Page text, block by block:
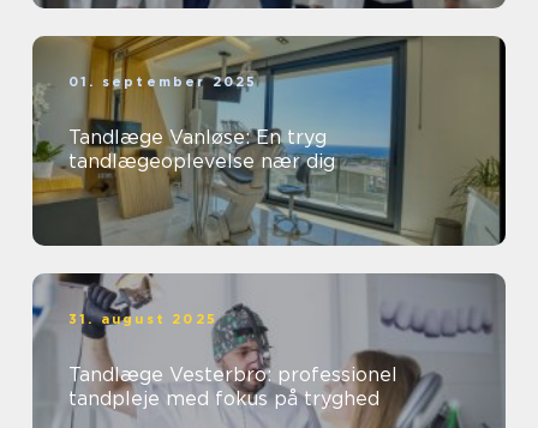
01. september 2025
Tandlæge Vanløse: En tryg
tandlægeoplevelse nær dig
31. august 2025
Tandlæge Vesterbro: professionel
tandpleje med fokus på tryghed